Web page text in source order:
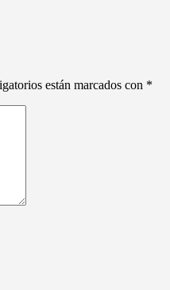
están marcados con *